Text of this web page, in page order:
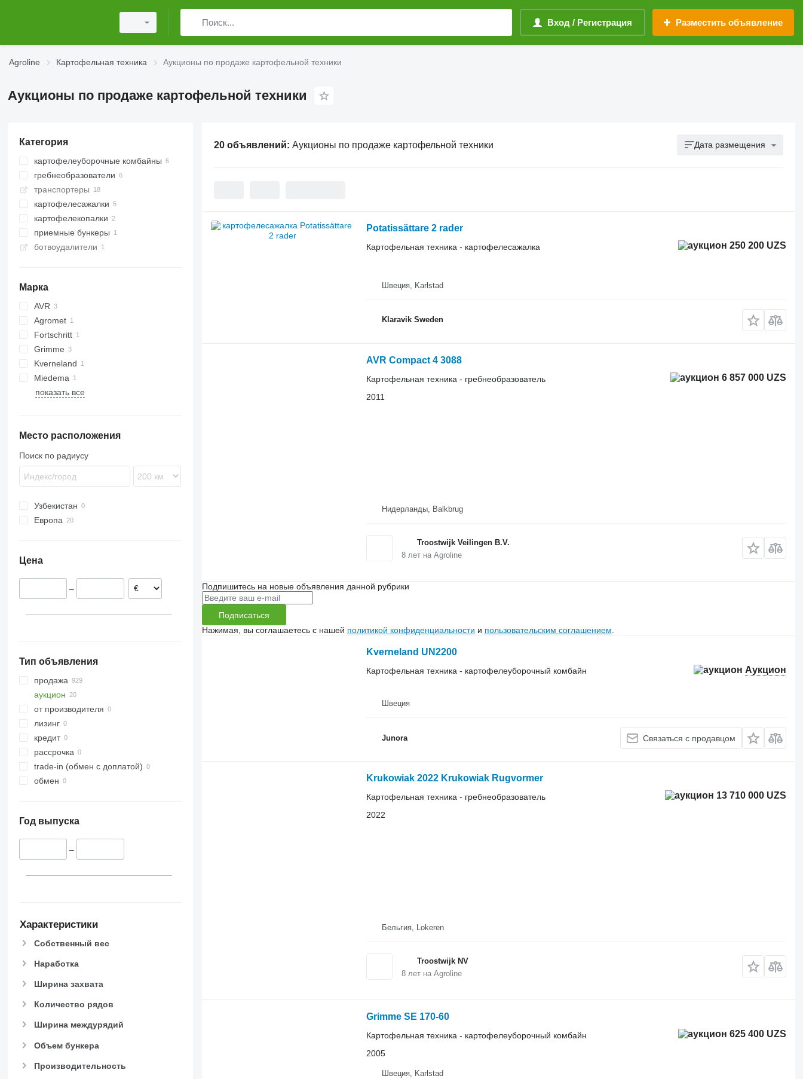
Вход / Регистрация Разместить объявление
Agroline Картофельная техника Аукционы по продаже картофельной техники
Аукционы по продаже картофельной техники
Категория
картофелеуборочные комбайны
гребнеобразователи
транспортеры
картофелесажалки
картофелекопалки
приемные бункеры
ботвоудалители
Марка
AVR
Spirit
Agromet
Z-series
Fortschritt
E series
Grimme
GL
SE
Kverneland
UN
Miedema
SB
показать все
Место расположения
Поиск по радиусу
Узбекистан
Европа
Дания
Бельгия
Цена
–
Тип объявления
продажа
аукцион
от производителя
лизинг
кредит
рассрочка
trade-in (обмен с доплатой)
обмен
Год выпуска
–
Характеристики
Собственный вес
Наработка
Ширина захвата
Количество рядов
Ширина междурядий
Объем бункера
Производительность
20 объявлений: Аукционы по продаже картофельной техники Дата размещения
Potatissättare 2 rader
250 200 UZS
Картофельная техника - картофелесажалка
Швеция, Karlstad
Klaravik Sweden
AVR Compact 4 3088
6 857 000 UZS
Картофельная техника - гребнеобразователь
2011
Нидерланды, Balkbrug
Troostwijk Veilingen B.V.
8лет на Agroline
Подпишитесь на новые объявления данной рубрики
Подписаться
Нажимая, вы соглашаетесь с нашей политикой конфиденциальности и пользовательским соглашением
Kverneland UN2200
Аукцион
Картофельная техника - картофелеуборочный комбайн
Швеция
Junora Связаться с продавцом
Krukowiak 2022 Krukowiak Rugvormer
13 710 000 UZS
Картофельная техника - гребнеобразователь
2022
Бельгия, Lokeren
Troostwijk NV
8лет на Agroline
Grimme SE 170-60
625 400 UZS
Картофельная техника - картофелеуборочный комбайн
2005
Швеция, Karlstad